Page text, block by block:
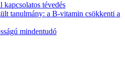
kapcsolatos tévedés
tanulmány: a B-vitamin csökkenti a
mindentudó